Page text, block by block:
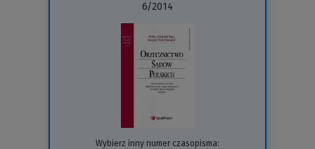
6/2014
Wybierz inny numer czasopisma: